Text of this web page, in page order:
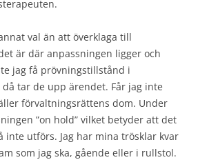
val än att överklaga till
är där anpassningen ligger och
jag få prövningstillstånd i
tar de upp ärendet. Får jag inte
förvaltningsrättens dom. Under
”on hold” vilket betyder att det
inte utförs. Jag har mina trösklar kvar
som jag ska, gående eller i rullstol.